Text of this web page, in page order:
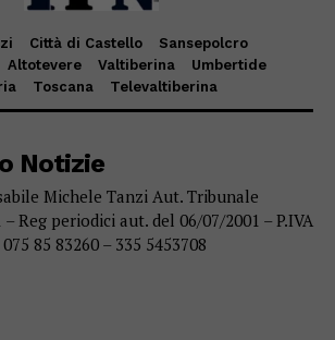
Città di Castello
Sansepolcro
Altotevere Valtiberina
Umbertide
Toscana Televaltiberina
Notizie
Michele Tanzi Aut. Tribunale
Reg periodici aut. del 06/07/2001 – P.IVA
85 83260 – 335 5453708